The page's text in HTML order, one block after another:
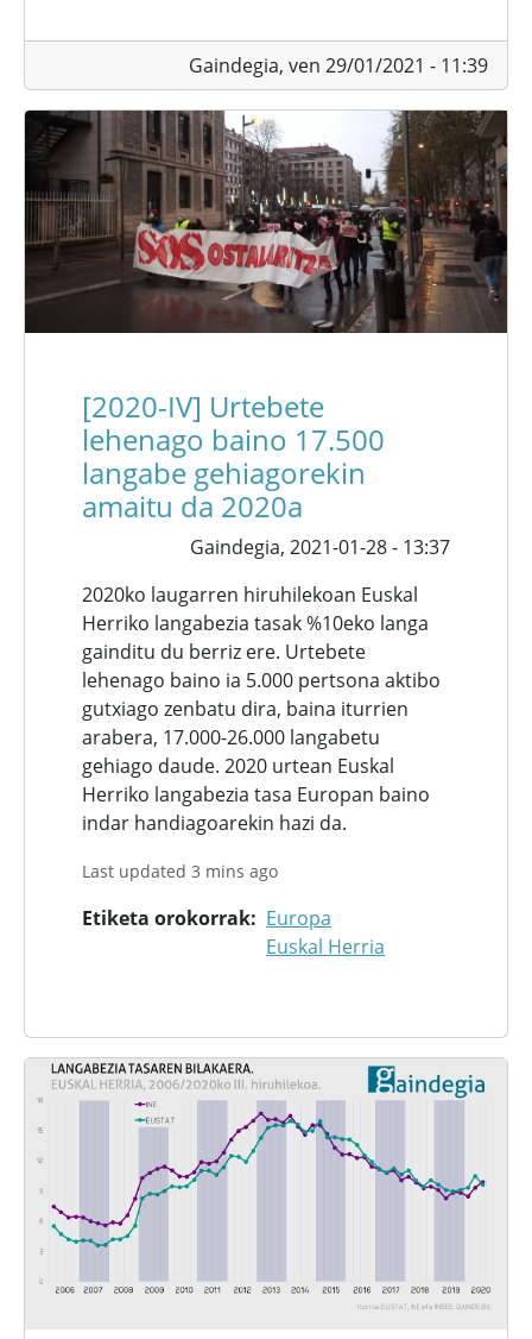
Gaindegia, ven 29/01/2021 - 11:39
[2020-IV] Urtebete
lehenago baino 17.500
langabe gehiagorekin
amaitu da 2020a
Gaindegia, 2021-01-28 - 13:37
2020ko laugarren hiruhilekoan Euskal
Herriko langabezia tasak %10eko langa
gainditu du berriz ere. Urtebete
lehenago baino ia 5.000 pertsona aktibo
gutxiago zenbatu dira, baina iturrien
arabera, 17.000-26.000 langabetu
gehiago daude. 2020 urtean Euskal
Herriko langabezia tasa Europan baino
indar handiagoarekin hazi da.
Last updated 3 mins ago
Etiketa orokorrak
Europa
Euskal Herria